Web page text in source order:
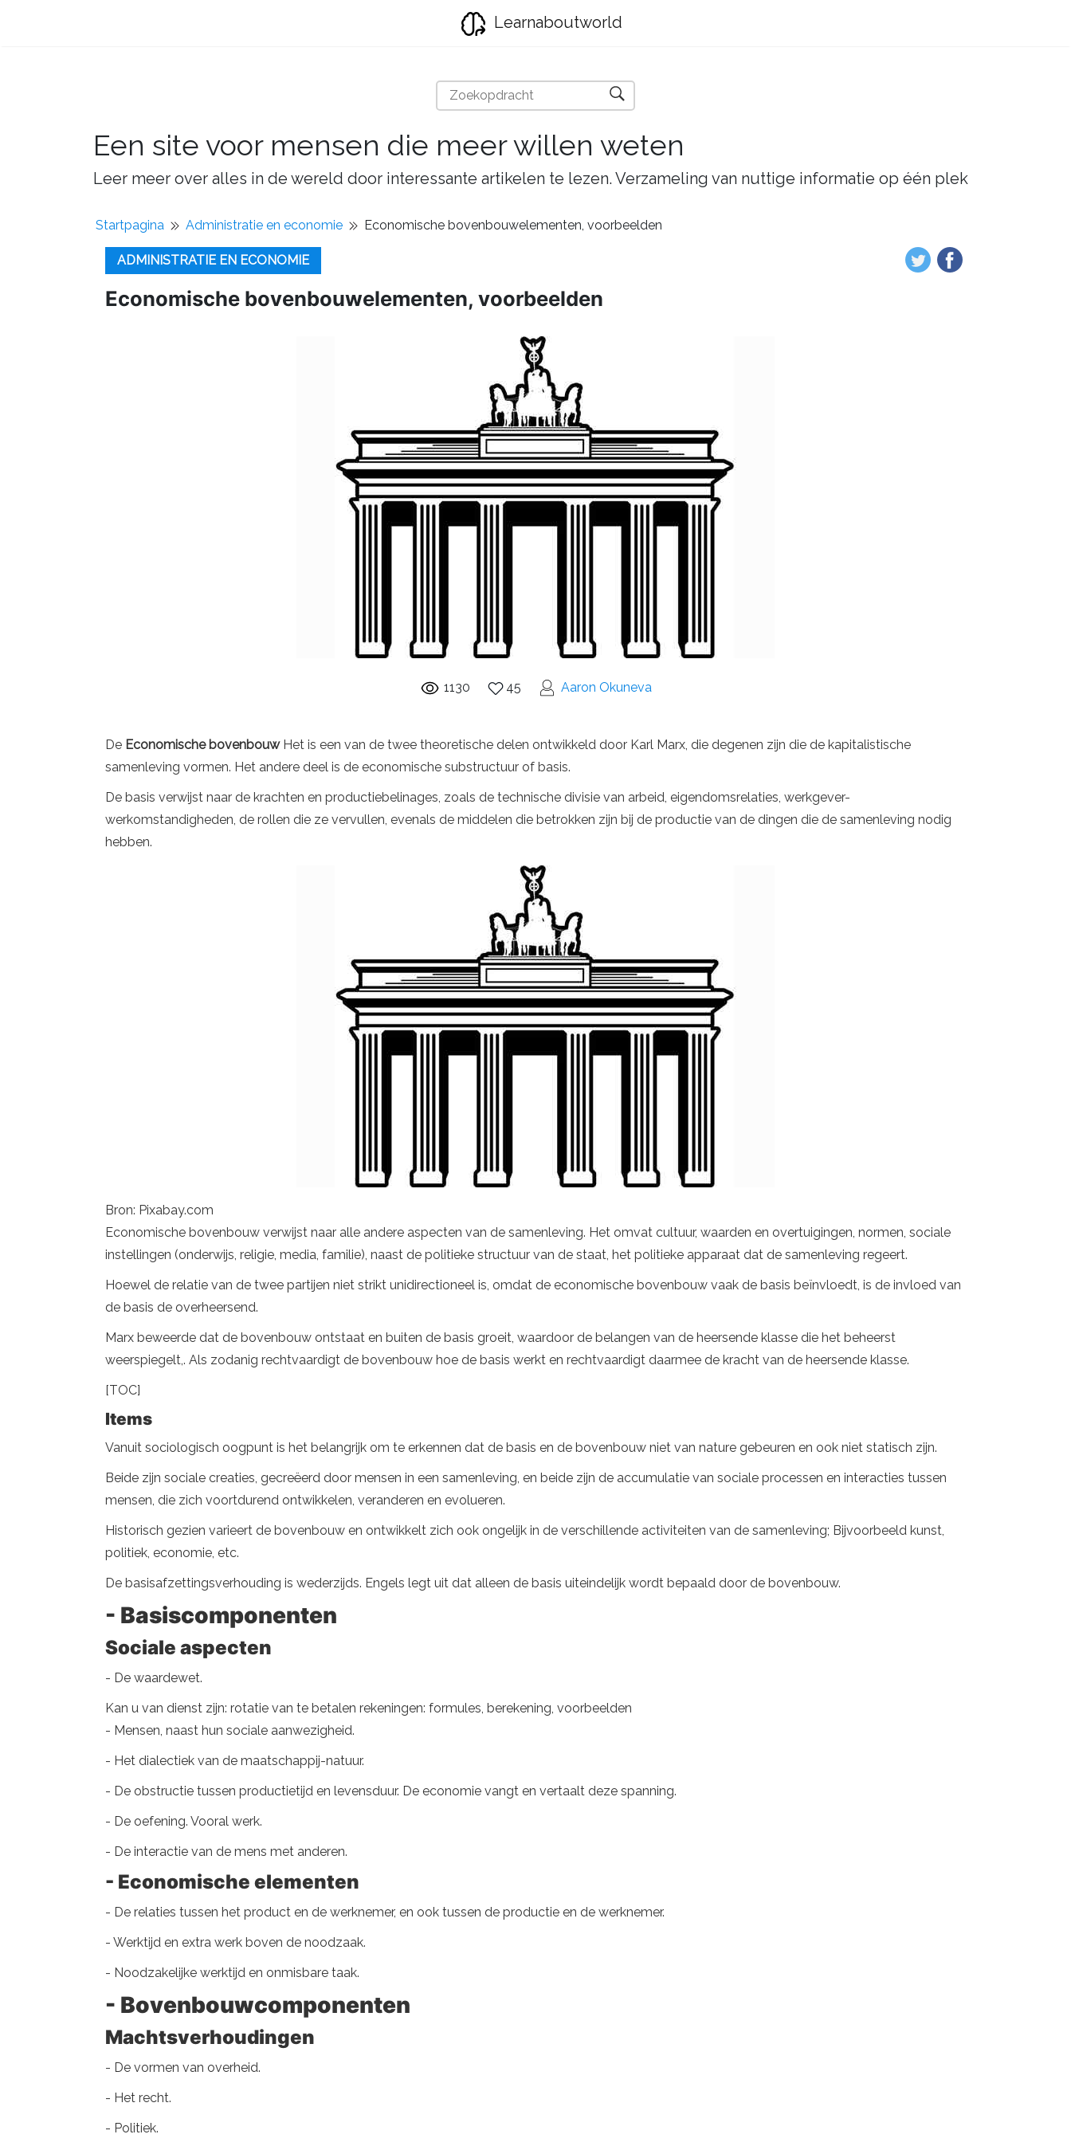
Learnaboutworld
Een site voor mensen die meer willen weten
Leer meer over alles in de wereld door interessante artikelen te lezen. Verzameling van nuttige informatie op één plek
Startpagina Administratie en economie Economische bovenbouwelementen, voorbeelden
ADMINISTRATIE EN ECONOMIE
Economische bovenbouwelementen, voorbeelden
1130 45 Aaron Okuneva
De Economische bovenbouwHet is een van de twee theoretische delen ontwikkeld door Karl Marx, die degenen zijn die de kapitalistische
samenleving vormen. Het andere deel is de economische substructuur of basis.
De basis verwijst naar de krachten en productiebelinages, zoals de technische divisie van arbeid, eigendomsrelaties, werkgever-
werkomstandigheden, de rollen die ze vervullen, evenals de middelen die betrokken zijn bij de productie van de dingen die de samenleving nodig
hebben.
Bron: Pixabay.com
Economische bovenbouw verwijst naar alle andere aspecten van de samenleving. Het omvat cultuur, waarden en overtuigingen, normen, sociale
instellingen (onderwijs, religie, media, familie), naast de politieke structuur van de staat, het politieke apparaat dat de samenleving regeert.
Hoewel de relatie van de twee partijen niet strikt unidirectioneel is, omdat de economische bovenbouw vaak de basis beïnvloedt, is de invloed van
de basis de overheersend.
Marx beweerde dat de bovenbouw ontstaat en buiten de basis groeit, waardoor de belangen van de heersende klasse die het beheerst
weerspiegelt,. Als zodanig rechtvaardigt de bovenbouw hoe de basis werkt en rechtvaardigt daarmee de kracht van de heersende klasse.
[TOC]
Items
Vanuit sociologisch oogpunt is het belangrijk om te erkennen dat de basis en de bovenbouw niet van nature gebeuren en ook niet statisch zijn.
Beide zijn sociale creaties, gecreëerd door mensen in een samenleving, en beide zijn de accumulatie van sociale processen en interacties tussen
mensen, die zich voortdurend ontwikkelen, veranderen en evolueren.
Historisch gezien varieert de bovenbouw en ontwikkelt zich ook ongelijk in de verschillende activiteiten van de samenleving; Bijvoorbeeld kunst,
politiek, economie, etc.
De basisafzettingsverhouding is wederzijds. Engels legt uit dat alleen de basis uiteindelijk wordt bepaald door de bovenbouw.
- Basiscomponenten
Sociale aspecten
- De waardewet.
Kan u van dienst zijn: rotatie van te betalen rekeningen: formules, berekening, voorbeelden
- Mensen, naast hun sociale aanwezigheid.
- Het dialectiek van de maatschappij-natuur.
- De obstructie tussen productietijd en levensduur. De economie vangt en vertaalt deze spanning.
- De oefening. Vooral werk.
- De interactie van de mens met anderen.
- Economische elementen
- De relaties tussen het product en de werknemer, en ook tussen de productie en de werknemer.
- Werktijd en extra werk boven de noodzaak.
- Noodzakelijke werktijd en onmisbare taak.
- Bovenbouwcomponenten
Machtsverhoudingen
- De vormen van overheid.
- Het recht.
- Politiek.